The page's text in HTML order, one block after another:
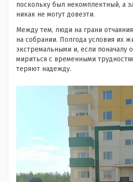
поскольку был некомплектный, а
никак не могут довезти.
Между тем, люди на грани
на собрании. Полгода условия их
экстремальными и, если поначалу
мириться с временными
теряют надежду.